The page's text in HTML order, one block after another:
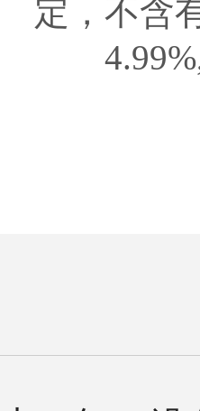
定，不含